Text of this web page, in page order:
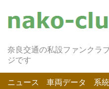
奈良交通の私設ファンクラ
ジです
ニュース 車両データ 系